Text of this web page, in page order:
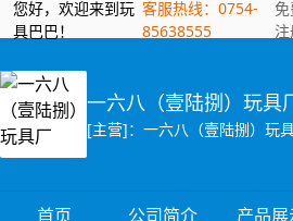
您好，欢迎来到玩
具巴巴！
客服热线：0754-
85638555
一六八（壹陆捌）玩具
首页 公司简介 产品展